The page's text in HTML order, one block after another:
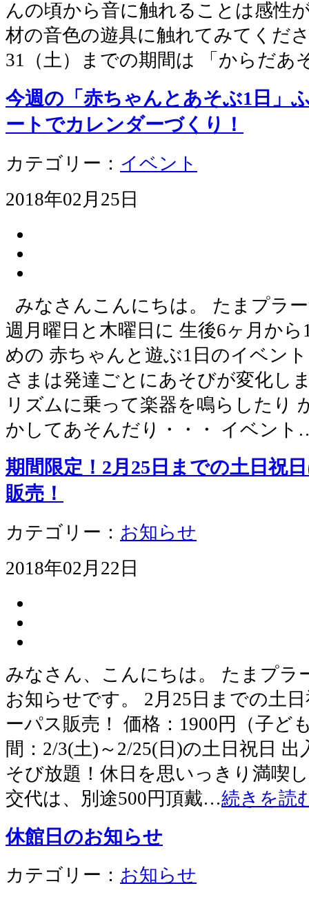
んの頃から音に触れることは感性
材の音色の遊具に触れてみてくだ
31（土）までの期間は 「からだあ
今週の「赤ちゃんとあそぶ1日」
ートでカレンダーづくり！
カテゴリー： イベント
2018年02月25日
みなさんこんにちは。 たまプラ
週月曜日と木曜日に 生後6ヶ月か
めの 赤ちゃんと遊ぶ1日のイベン
さまは発達ごとにあそびが変化し
リズムに乗って楽器を鳴らしたり
かしてあそんだり・・・ イベン
期間限定！2月25日までの土日祝
販売！
カテゴリー： お知らせ
2018年02月22日
みなさん、こんにちは。 たまプラ
お知らせです。 2月25日までの土
ーパス販売！ 価格：1900円（子ど
間：2/3(土)～2/25(日)の土日祝日
そび放題！休日を思いっきり満喫
交代は、別途500円頂戴…続きを読
休館日のお知らせ
カテゴリー： お知らせ